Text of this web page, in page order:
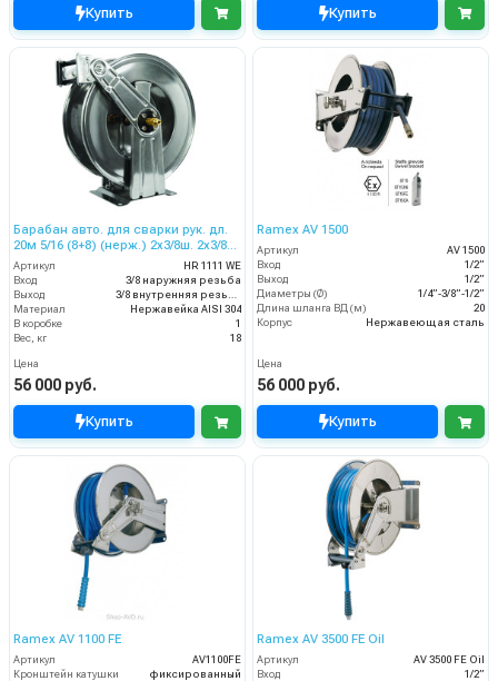
Купить Купить
Барабан авто. для сварки рук. дл.
20м 5/16 (8+8) (нерж.) 2x3/8ш. 2x3/8г.
20 бар
Артикул
HR 1111 WE
Вход
3/8 наружняя резьба
Выход
3/8 внутренняя резьба
Материал
Нержавейка AISI 304
В коробке
1
Вес, кг
18
Цена
56 000 руб.
Купить
Ramex AV 1500
Артикул
AV 1500
Вход
1/2”
Выход
1/2”
Диаметры (Ø)
1/4”-3/8”-1/2”
Длина шланга ВД (м)
20
Корпус
Нержавеющая сталь
Цена
56 000 руб.
Купить
Ramex AV 1100 FE
Артикул
AV1100FE
Кронштейн катушки
фиксированный
Ramex AV 3500 FE Oil
Артикул
AV 3500 FE Oil
Вход
1/2”